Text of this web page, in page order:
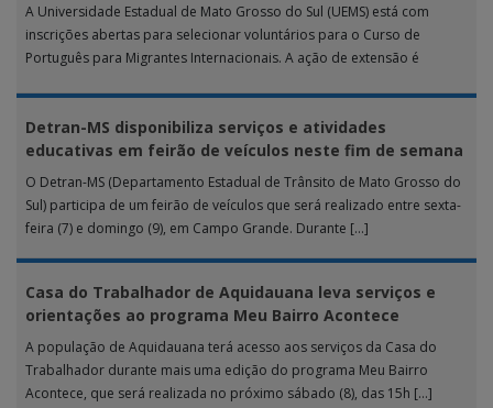
A Universidade Estadual de Mato Grosso do Sul (UEMS) está com
inscrições abertas para selecionar voluntários para o Curso de
Português para Migrantes Internacionais. A ação de extensão é
Detran-MS disponibiliza serviços e atividades
educativas em feirão de veículos neste fim de semana
O Detran-MS (Departamento Estadual de Trânsito de Mato Grosso do
Sul) participa de um feirão de veículos que será realizado entre sexta-
feira (7) e domingo (9), em Campo Grande. Durante […]
Casa do Trabalhador de Aquidauana leva serviços e
orientações ao programa Meu Bairro Acontece
A população de Aquidauana terá acesso aos serviços da Casa do
Trabalhador durante mais uma edição do programa Meu Bairro
Acontece, que será realizada no próximo sábado (8), das 15h […]